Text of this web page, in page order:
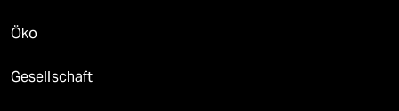
Öko
Gesellschaft